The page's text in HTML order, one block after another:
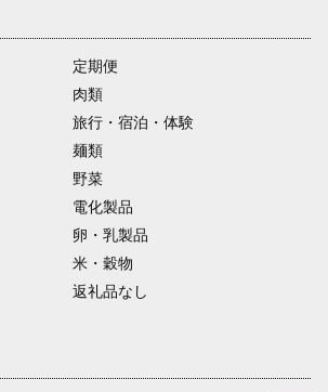
金　～市街地再開発事業や土地区画整
画道路・都市計画公園整備事業、小川駅西口地
業など〕
定期便
肉類
旅行・宿泊・体験
麺類
野菜
電化製品
卵・乳製品
米・穀物
返礼品なし